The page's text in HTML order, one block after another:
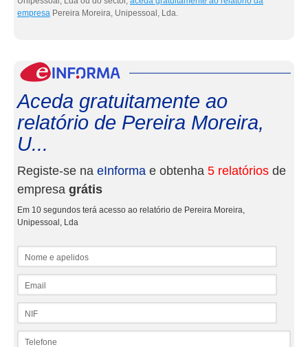
empresa Pereira Moreira, Unipessoal, Lda.
Aceda gratuitamente ao
relatório de Pereira Moreira,
U...
Registe-se na eInforma e obtenha 5 relatórios de
empresa grátis
Em 10 segundos terá acesso ao relatório de Pereira Moreira,
Unipessoal, Lda